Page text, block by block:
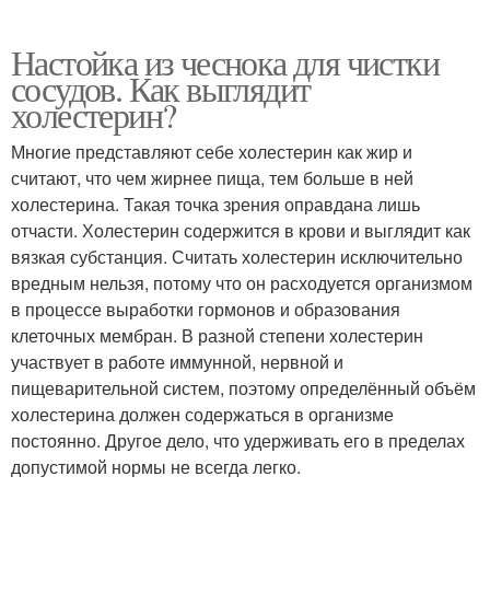
Настойка из чеснока для чистки
сосудов. Как выглядит
холестерин?
Многие представляют себе холестерин как жир и
считают, что чем жирнее пища, тем больше в ней
холестерина. Такая точка зрения оправдана лишь
отчасти. Холестерин содержится в крови и выглядит как
вязкая субстанция. Считать холестерин исключительно
вредным нельзя, потому что он расходуется организмом
в процессе выработки гормонов и образования
клеточных мембран. В разной степени холестерин
участвует в работе иммунной, нервной и
пищеварительной систем, поэтому определённый объём
холестерина должен содержаться в организме
постоянно. Другое дело, что удерживать его в пределах
допустимой нормы не всегда легко.